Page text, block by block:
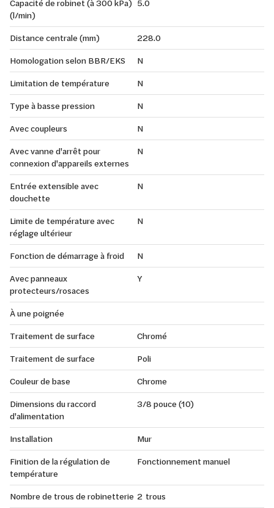
Capacité de robinet (à 300 kPa)
(l/min)
5.0
Distance centrale (mm)
228.0
Homologation selon BBR/EKS
N
Limitation de température
N
Type à basse pression
N
Avec coupleurs
N
Avec vanne d'arrêt pour
connexion d'appareils externes
N
Entrée extensible avec
douchette
N
Limite de température avec
réglage ultérieur
N
Fonction de démarrage à froid
N
Avec panneaux
protecteurs/rosaces
Y
À une poignée
Traitement de surface
Chromé
Traitement de surface
Poli
Couleur de base
Chrome
Dimensions du raccord
d'alimentation
3/8 pouce (10)
Installation
Mur
Finition de la régulation de
température
Fonctionnement manuel
Nombre de trous de robinetterie 2 trous